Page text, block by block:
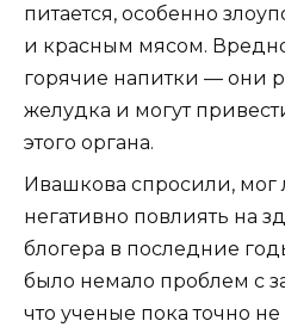
питается, особенно
и красным мясом.
горячие напитки — они
желудка и могут
этого органа.
Ивашкова спросили, мог
негативно повлиять на
блогера в последние
было немало проблем с
что ученые пока точно